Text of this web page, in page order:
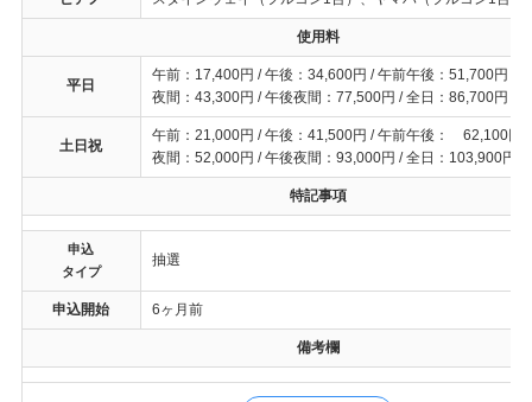
使用料
平日
午前：17,400円 / 午後：34,600円 / 午前午後：51,700円
夜間：43,300円 / 午後夜間：77,500円 / 全日：86,700円
土日祝
午前：21,000円 / 午後：41,500円 / 午前午後： 62,100円
夜間：52,000円 / 午後夜間：93,000円 / 全日：103,900円
特記事項
申込
タイプ
抽選
申込開始 6ヶ月前
備考欄